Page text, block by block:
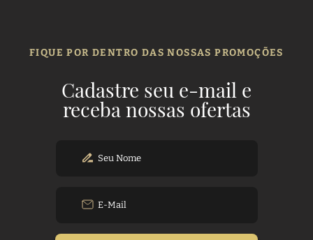
FIQUE POR DENTRO DAS NOSSAS PROMOÇÕES
Cadastre seu e-mail e
receba nossas ofertas